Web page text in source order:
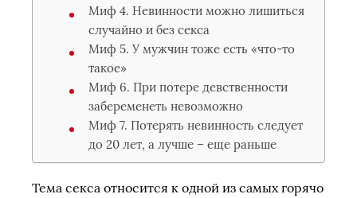
Миф 4. Невинности можно лишиться
случайно и без секса
Миф 5. У мужчин тоже есть «что-то
такое»
Миф 6. При потере девственности
забеременеть невозможно
Миф 7. Потерять невинность следует
до 20 лет, а лучше – еще раньше
Тема секса относится к одной из самых горячо